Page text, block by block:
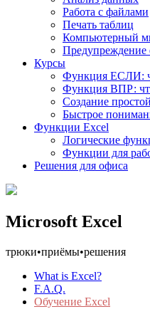
Работа с файлами
Печать таблиц
Компьютерный
Курсы
Функция ЕСЛИ:
Функция ВПР: что
Создание
Быстрое
Функции Excel
Логические
Функции для
Решения для офиса
Microsoft Excel
трюки•приёмы•решения
What is Excel?
F.A.Q.
Обучение Excel